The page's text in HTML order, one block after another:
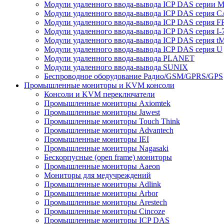
Модули удаленного ввода-вывода ICP DAS серии M
Модули удаленного ввода-вывода ICP DAS серия
Модули удаленного ввода-вывода ICP DAS серия
Модули удаленного ввода-вывода ICP DAS серия I-
Модули удаленного ввода-вывода ICP DAS серия
Модули удаленного ввода-вывода ICP DAS серия U
Модули удаленного ввода-вывода PLANET
Модули удаленного ввода-вывода SUNIX
Беспроводное оборудование Радио/GSM/GPRS/GPS
Промышленные мониторы и KVM консоли
Консоли и KVM переключатели
Промышленные мониторы Axiomtek
Промышленные мониторы Jawest
Промышленные мониторы Touch Think
Промышленные мониторы Advantech
Промышленные мониторы IEI
Промышленные мониторы Nagasaki
Бескорпусные (open frame) мониторы
Промышленные мониторы Aaeon
Мониторы для медучреждений
Промышленные мониторы Adlink
Промышленные мониторы Arbor
Промышленные мониторы Arestech
Промышленные мониторы Cincoze
Промышленные мониторы ICP DAS